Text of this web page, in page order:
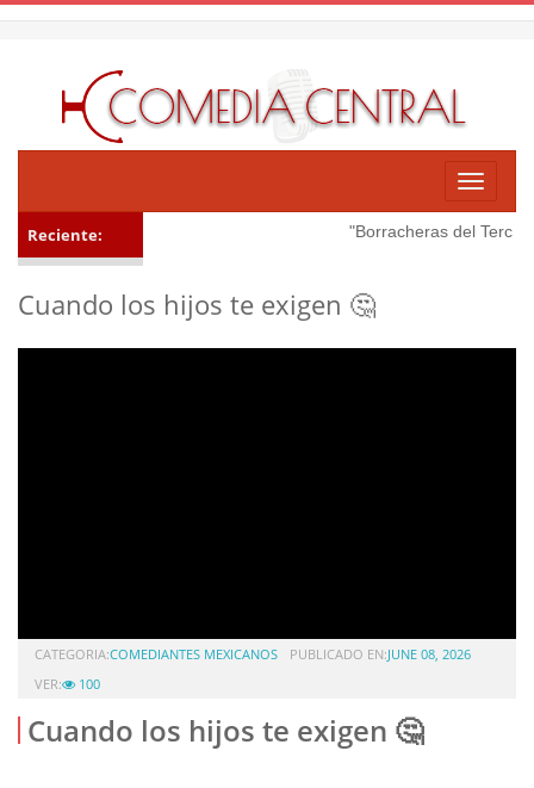
Toggle
Reciente: "Borracheras del Tercer
Cuando los hijos te exigen 🤔
CATEGORIA:COMEDIANTES MEXICANOS PUBLICADO EN:JUNE 08, 2026
VER:
100
Cuando los hijos te exigen 🤔